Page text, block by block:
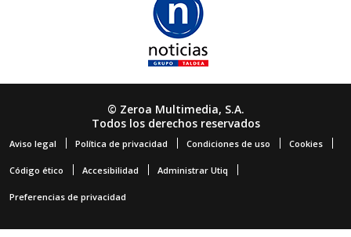
© Zeroa Multimedia, S.A.
Todos los derechos reservados
Aviso legal Política de privacidad Condiciones de uso Cookies
Código ético Accesibilidad Administrar Utiq
Preferencias de privacidad